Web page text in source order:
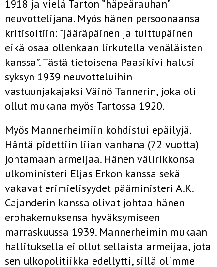
1918 ja vielä Tarton ”häpeärauhan”
neuvottelijana. Myös hänen persoonaansa
kritisoitiin: ”jääräpäinen ja tuittupäinen
eikä osaa ollenkaan lirkutella venäläisten
kanssa”. Tästä tietoisena Paasikivi halusi
syksyn 1939 neuvotteluihin
vastuunjakajaksi Väinö Tannerin, joka oli
ollut mukana myös Tartossa 1920.
Myös Mannerheimiin kohdistui epäilyjä.
Häntä pidettiin liian vanhana (72 vuotta)
johtamaan armeijaa. Hänen välirikkonsa
ulkoministeri Eljas Erkon kanssa sekä
vakavat erimielisyydet pääministeri A.K.
Cajanderin kanssa olivat johtaa hänen
erohakemuksensa hyväksymiseen
marraskuussa 1939. Mannerheimin mukaan
hallituksella ei ollut sellaista armeijaa, jota
sen ulkopolitiikka edellytti, sillä olimme